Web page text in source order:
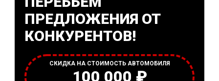
ПРЕДЛОЖЕНИЯ ОТ
КОНКУРЕНТОВ!
СКИДКА НА СТОИМОСТЬ АВТОМОБИЛЯ
100 000 ₽